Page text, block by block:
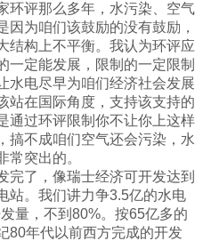
环评那么多年，水污染、空气
为咱们该鼓励的没有鼓励，
结构上不平衡。我认为环评应
一定能发展，限制的一定限制
水电尽早为咱们经济社会发展
站在国际角度，支持该支持的
通过环评限制你不让你上这样
搞不成咱们空气还会污染，水
常突出的。
完了，像瑞士经济可开发达到
站。我们讲力争3.5亿的水电
量，不到 80%。按65亿多的
80年代以前西方完成的开发